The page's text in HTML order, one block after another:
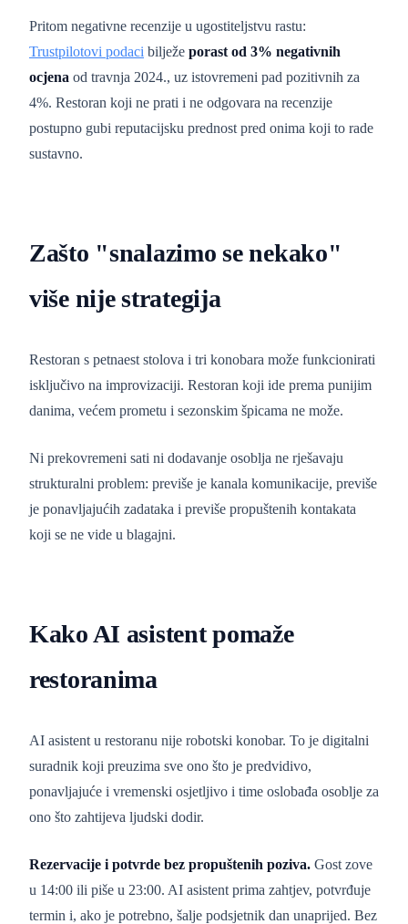
Pritom negativne recenzije u ugostiteljstvu rastu:
Trustpilotovi podaci bilježe porast od 3% negativnih
ocjena od travnja 2024., uz istovremeni pad pozitivnih za
4%. Restoran koji ne prati i ne odgovara na recenzije
postupno gubi reputacijsku prednost pred onima koji to rade
sustavno.
Zašto "snalazimo se nekako"
više nije strategija
Restoran s petnaest stolova i tri konobara može funkcionirati
isključivo na improvizaciji. Restoran koji ide prema punijim
danima, većem prometu i sezonskim špicama ne može.
Ni prekovremeni sati ni dodavanje osoblja ne rješavaju
strukturalni problem: previše je kanala komunikacije, previše
je ponavljajućih zadataka i previše propuštenih kontakata
koji se ne vide u blagajni.
Kako AI asistent pomaže
restoranima
AI asistent u restoranu nije robotski konobar. To je digitalni
suradnik koji preuzima sve ono što je predvidivo,
ponavljajuće i vremenski osjetljivo i time oslobađa osoblje za
ono što zahtijeva ljudski dodir.
Rezervacije i potvrde bez propuštenih poziva. Gost zove
u 14:00 ili piše u 23:00. AI asistent prima zahtjev, potvrđuje
termin i, ako je potrebno, šalje podsjetnik dan unaprijed. Bez